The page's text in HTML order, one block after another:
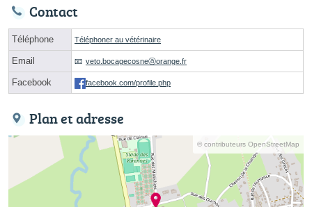
Contact
Téléphone Téléphoner au vétérinaire
Email veto.bocagecosneⓐorange.fr
Facebook facebook.com/profile.php
Plan et adresse
© contributeurs OpenStreetMap